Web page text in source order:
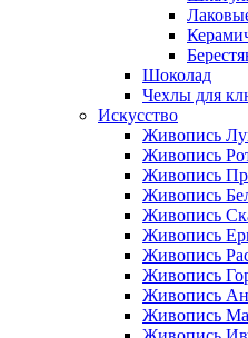
Шоколад
Чехлы для
Искусство
Живопись
Живопись
Живопись
Живопись
Живопись
Живопись
Живопись
Живопись
Живопись
Живопись